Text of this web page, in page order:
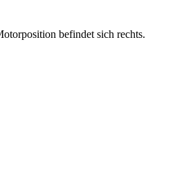
befindet sich rechts.